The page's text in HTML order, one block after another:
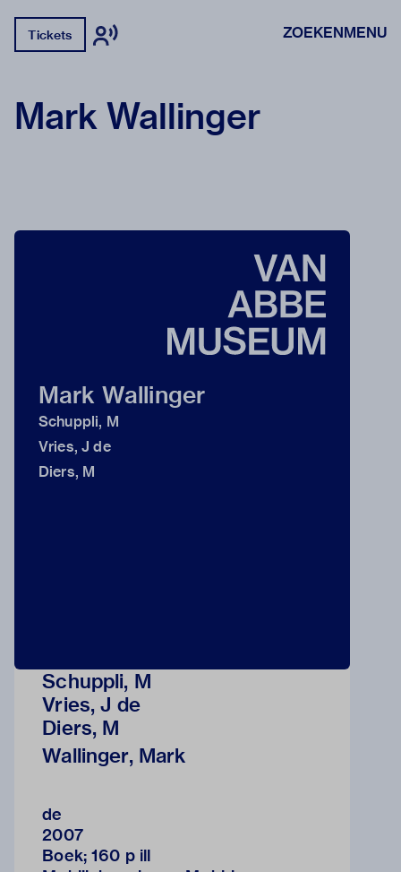
Tickets ZOEKENMENU
Mark Wallinger
Mark Wallinger
Schuppli, M
Vries, J de
Diers, M
Schuppli, M
Vries, J de
Diers, M
Wallinger, Mark
de
2007
Boek; 160 p ill